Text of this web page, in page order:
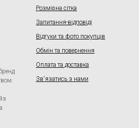
Розмірна сітка
Запитання-відповіді
Відгуки та фото покупців
Обмін та повернення
Оплата та доставка
Зв'язатись з нами